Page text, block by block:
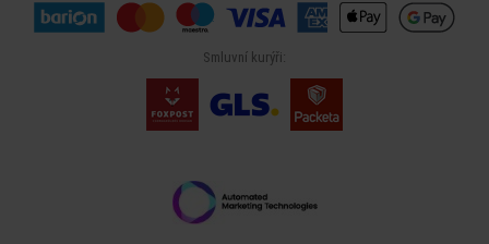
Smluvní kurýři: